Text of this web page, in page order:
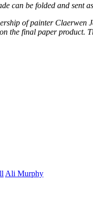
can be folded and sent
of painter Claerwen
the final paper product.
Ali Murphy